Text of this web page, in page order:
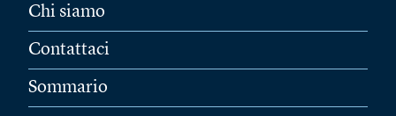
Chi siamo
Contattaci
Sommario